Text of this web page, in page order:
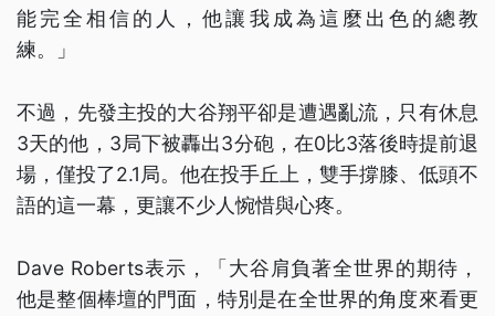
能完全相信的人，他讓我成為這麼出色的總教
練。」
不過，先發主投的大谷翔平卻是遭遇亂流，只有休息
3天的他，3局下被轟出3分砲，在0比3落後時提前退
場，僅投了2.1局。他在投手丘上，雙手撐膝、低頭不
語的這一幕，更讓不少人惋惜與心疼。
Dave Roberts表示，「大谷肩負著全世界的期待，
他是整個棒壇的門面，特別是在全世界的角度來看更